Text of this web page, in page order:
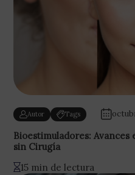
Autor Tags
Bioestimuladores:
sin Cirugía
15 min de lectura